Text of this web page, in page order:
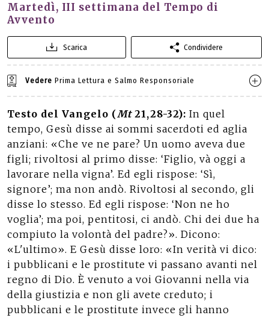
Martedì, III settimana del Tempo di
Avvento
Scarica Condividere
Vedere Prima Lettura e Salmo Responsoriale
Testo del Vangelo (Mt21,28-32): In quel
tempo, Gesù disse ai sommi sacerdoti ed aglia
anziani: «Che ve ne pare? Un uomo aveva due
figli; rivoltosi al primo disse: ‘Figlio, và oggi a
lavorare nella vigna’. Ed egli rispose: ‘Sì,
signore’; ma non andò. Rivoltosi al secondo, gli
disse lo stesso. Ed egli rispose: ‘Non ne ho
voglia’; ma poi, pentitosi, ci andò. Chi dei due ha
compiuto la volontà del padre?». Dicono:
«L'ultimo». E Gesù disse loro: «In verità vi dico:
i pubblicani e le prostitute vi passano avanti nel
regno di Dio. È venuto a voi Giovanni nella via
della giustizia e non gli avete creduto; i
pubblicani e le prostitute invece gli hanno